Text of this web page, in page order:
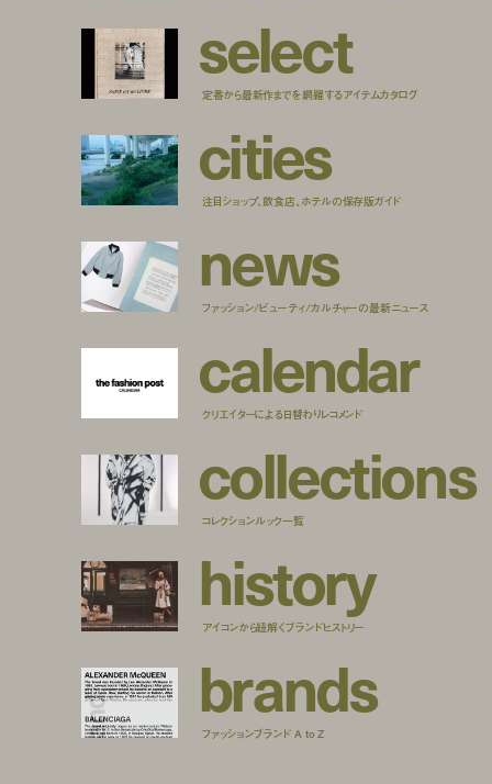
select
定番から最新作までを網羅するアイテムカタログ
cities
注目ショップ、飲食店、ホテルの保存版ガイド
news
ファッション/ビューティ/カルチャーの最新ニュース
calendar
クリエイターによる日替わりレコメンド
collections
コレクションルック一覧
history
アイコンから紐解くブランドヒストリー
brands
ファッションブランド A to Z